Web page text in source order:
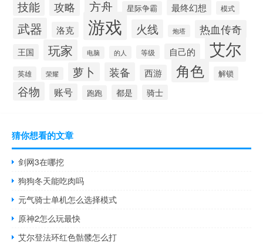
技能 攻略 方舟 星际争霸 最终幻想 模式
武器 洛克 游戏 火线 炮塔 热血传奇
王国 玩家 电脑 的人 等级 自己的 艾尔
英雄 荣耀 萝卜 装备 西游 角色 解锁
谷物 账号 跑跑 都是 骑士
猜你想看的文章
剑网3在哪挖
狗狗冬天能吃肉吗
元气骑士单机怎么选择模式
原神2怎么玩最快
艾尔登法环红色骷髅怎么打